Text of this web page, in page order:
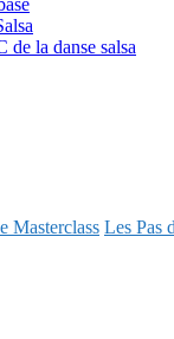
de la danse salsa
Masterclass Les Pas